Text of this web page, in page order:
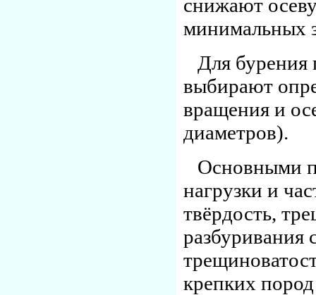
снижают
минимальных
Для бурения
выбирают
вращения и
диаметров).
Основными
нагрузки и
твёрдость,
разбуривания
крепких